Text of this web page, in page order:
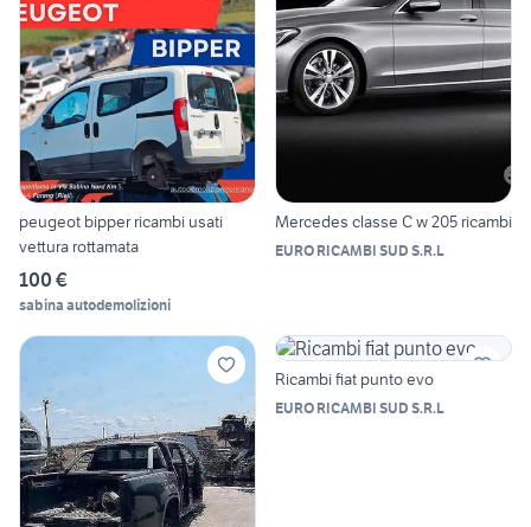
peugeot bipper ricambi usati
vettura rottamata
100 €
sabina autodemolizioni
Mercedes classe C w 205 ricambi
EURO RICAMBI SUD S.R.L
Ricambi fiat punto evo
EURO RICAMBI SUD S.R.L